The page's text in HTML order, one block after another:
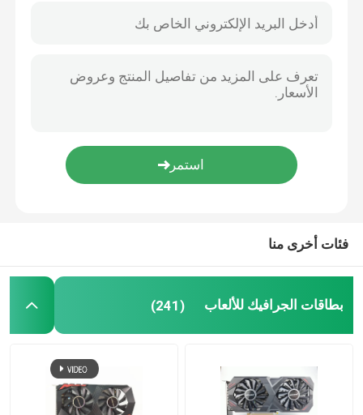
اللوحة الأم ITX
فئات أخرى منا
بطاقات الجرافيك للألعاب (241)